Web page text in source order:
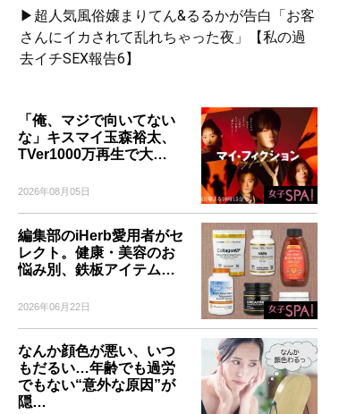
▶超人気風俗嬢まりてん&るるかが告白「お客
さんにイカされて乱れちゃった夜」【私の過
去イチSEX報告6】
「俺、マジで向いてない
な」キスマイ玉森裕太、
TVer1000万再生で大…
2026年08月05日
編集部のiHerb愛用者がセ
レクト。健康・美容のお
悩み別、鉄板アイテム…
2026年06月22日
なんか顔色が悪い、いつ
もだるい…年齢でも過労
でもない“意外な原因”が
隠…